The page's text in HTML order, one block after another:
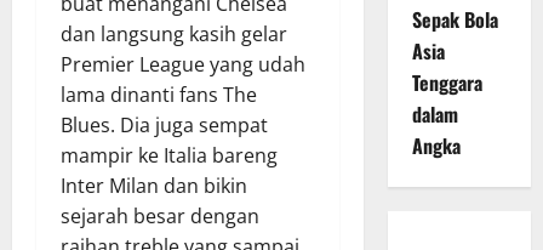
dan langsung kasih gelar
Premier League yang udah
lama dinanti fans The
Blues. Dia juga sempat
mampir ke Italia bareng
Inter Milan dan bikin
sejarah besar dengan
Sepak Bola
Asia
Tenggara
dalam
Angka